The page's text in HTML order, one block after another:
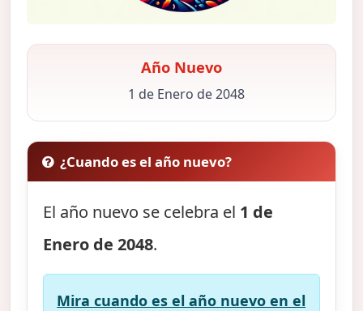
Año Nuevo
1 de Enero de 2048
¿Cuando es el año nuevo?
El año nuevo se celebra el 1 de
Enero de 2048.
Mira cuando es el año nuevo en el